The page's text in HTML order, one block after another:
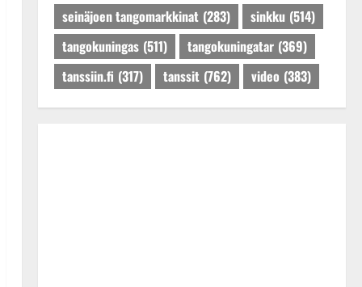
seinäjoen tangomarkkinat (283) sinkku (514)
tangokuningas (511) tangokuningatar (369)
tanssiin.fi (317) tanssit (762) video (383)